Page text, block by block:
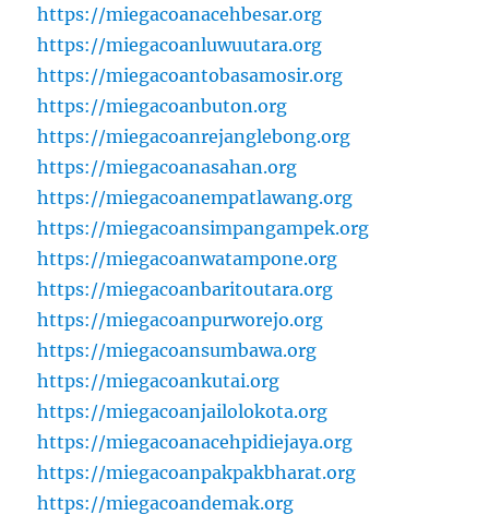
https://miegacoanacehbesar.org
https://miegacoanluwuutara.org
https://miegacoantobasamosir.org
https://miegacoanbuton.org
https://miegacoanrejanglebong.org
https://miegacoanasahan.org
https://miegacoanempatlawang.org
https://miegacoansimpangampek.org
https://miegacoanwatampone.org
https://miegacoanbaritoutara.org
https://miegacoanpurworejo.org
https://miegacoansumbawa.org
https://miegacoankutai.org
https://miegacoanjailolokota.org
https://miegacoanacehpidiejaya.org
https://miegacoanpakpakbharat.org
https://miegacoandemak.org